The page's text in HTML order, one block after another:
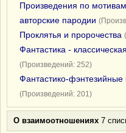
Произведения по
авторские пародии
Проклятья и пророчества
Фантастика -
(Произведений: 252)
Фантастико-фэнтезийные
(Произведений: 201)
О взаимоотношениях 7